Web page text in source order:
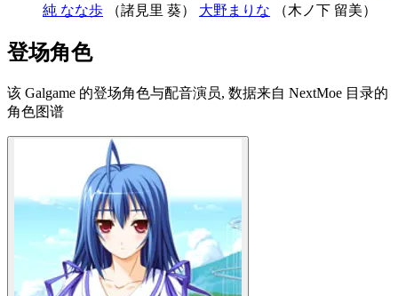
純 なな歩 （諸見里 葵） 大野まりな （木ノ下 留美）
登场角色
该 Galgame 的登场角色与配音演员, 数据来自 NextMoe 目录的
角色图谱